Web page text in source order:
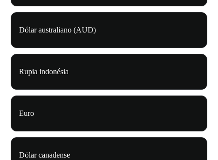
Dólar australiano (AUD)
Rupia indonésia
Euro
Dólar canadense